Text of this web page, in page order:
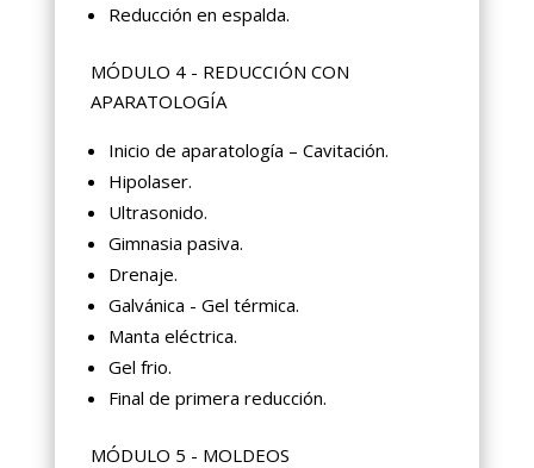
Reducción en espalda.
MÓDULO 4 - REDUCCIÓN CON
APARATOLOGÍA
Inicio de aparatología – Cavitación.
Hipolaser.
Ultrasonido.
Gimnasia pasiva.
Drenaje.
Galvánica - Gel térmica.
Manta eléctrica.
Gel frio.
Final de primera reducción.
MÓDULO 5 - MOLDEOS